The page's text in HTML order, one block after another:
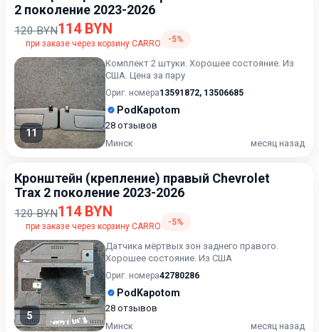
2 поколение 2023-2026
120 BYN114 BYN
при заказе через корзину CARRO -5%
11
Комплект 2 штуки. Хорошее состояние. Из
США. Цена за пару
Ориг. номера13591872, 13506685
PodKapotom
28 отзывов
Минск
месяц назад
Кронштейн (крепление) правый Chevrolet
Trax 2 поколение 2023-2026
120 BYN114 BYN
при заказе через корзину CARRO -5%
5
Датчика мёртвых зон заднего правого.
Хорошее состояние. Из США
Ориг. номера42780286
PodKapotom
28 отзывов
Минск
месяц назад